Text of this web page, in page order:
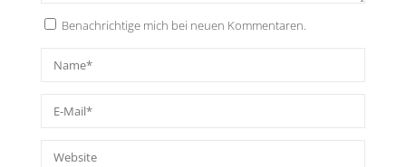
Benachrichtige mich bei neuen Kommentaren.